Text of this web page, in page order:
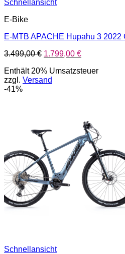
Schnellansicht
E-Bike
E-MTB APACHE Hupahu 3 2022
3.499,00€ Ursprünglicher
war:
3.499,00 €
1.799,00 €Aktueller
ist:
Enthält 20% Umsatzsteuer
zzgl. Versand
-41%
Schnellansicht